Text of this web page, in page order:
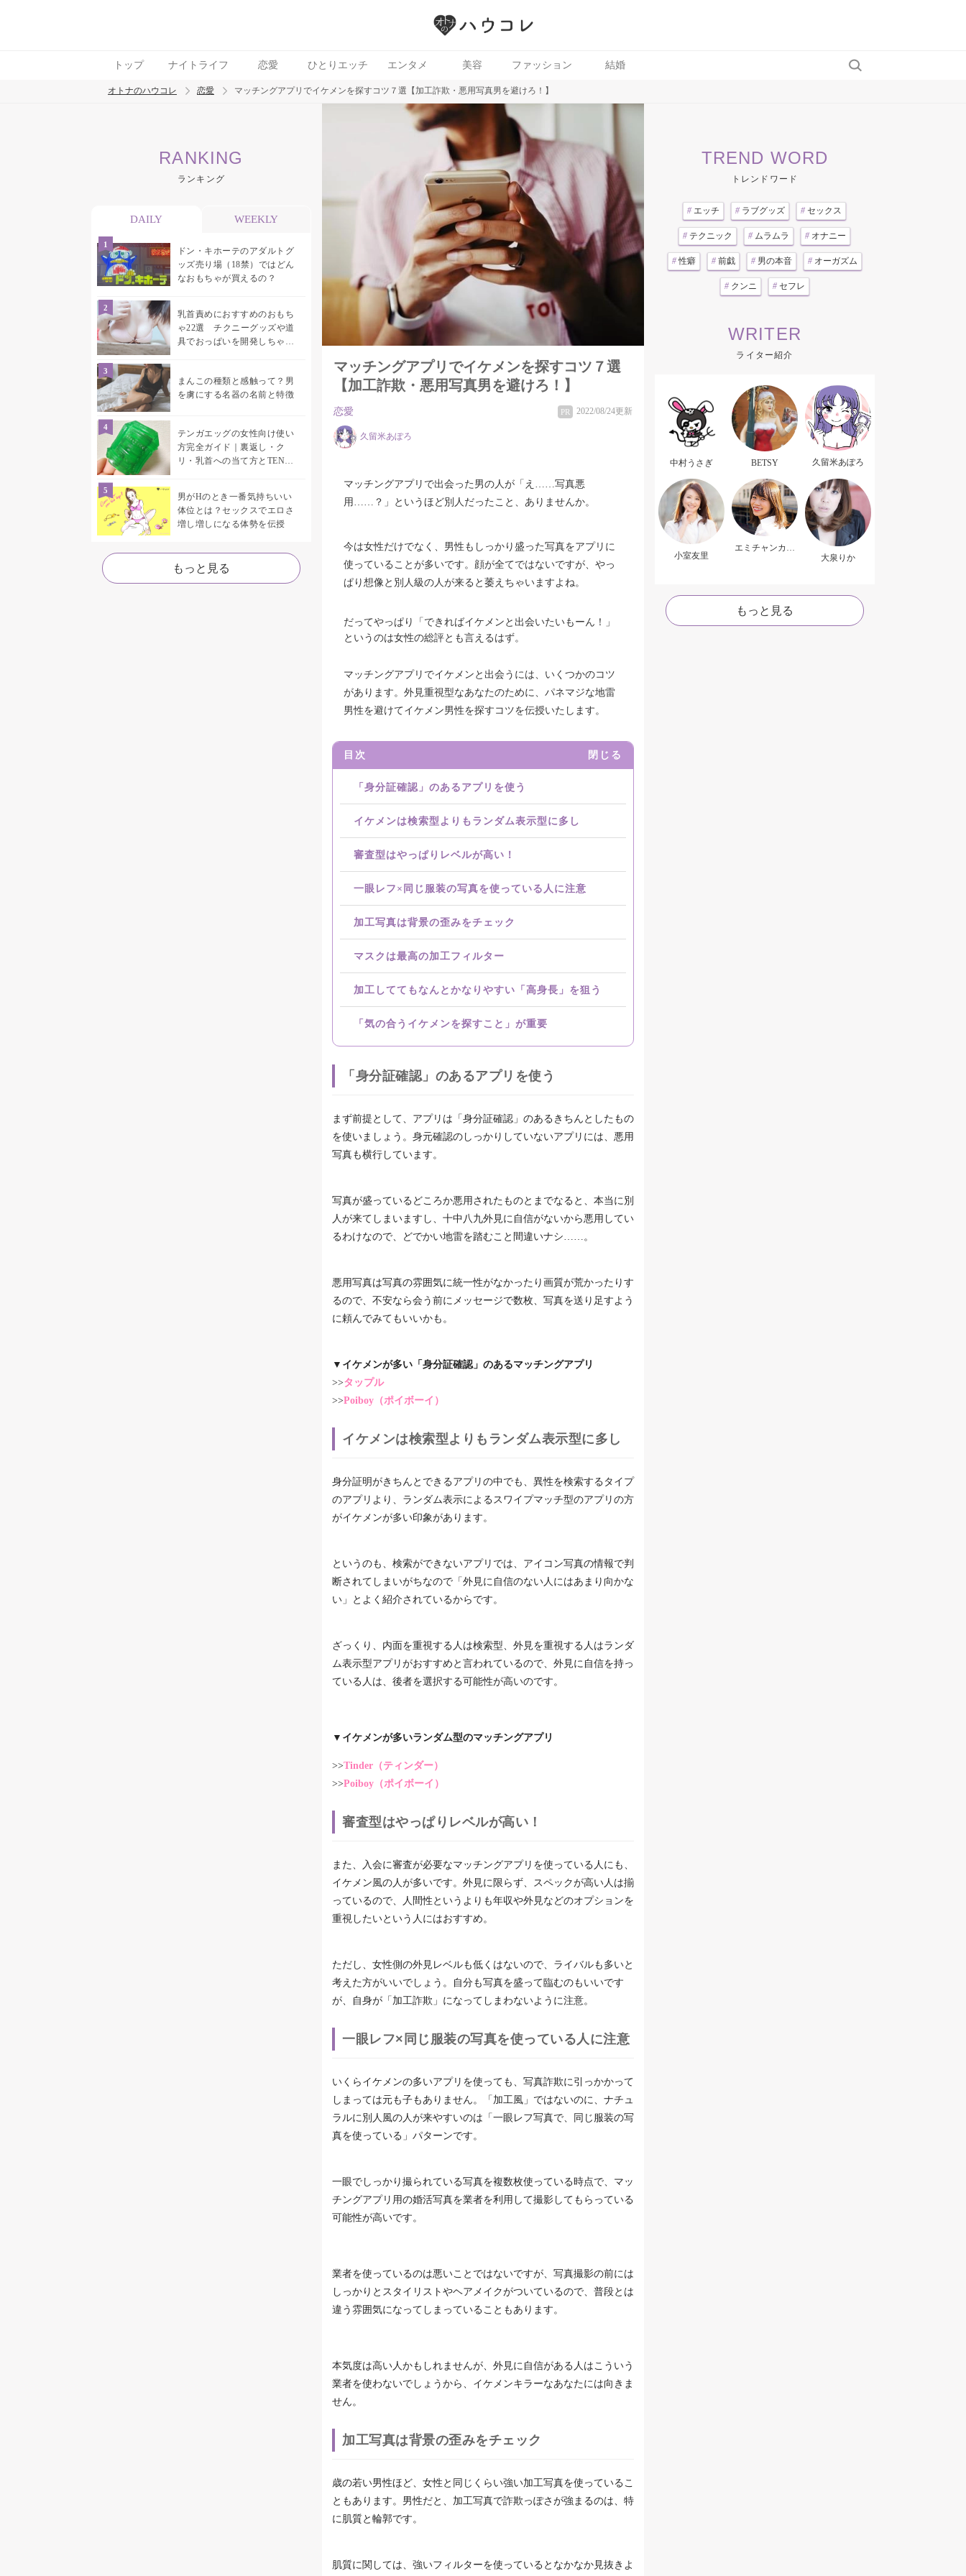
トップ ナイトライフ 恋愛 ひとりエッチ エンタメ 美容 ファッション 結婚
トレンド ワード
オトナのハウコレ 恋愛 マッチングアプリでイケメンを探すコツ７選【加工詐欺・悪用写真男を避けろ！】
RANKING
ランキング
DAILY WEEKLY
ドン・キホーテのアダルトグ
ッズ売り場（18禁）ではどん
なおもちゃが買えるの？
乳首責めにおすすめのおもち
ゃ22選 チクニーグッズや道
具でおっぱいを開発しちゃお
まんこの種類と感触って？男
を虜にする名器の名前と特徴
テンガエッグの女性向け使い
方完全ガイド｜裏返し・ク
リ・乳首への当て方とTENGA
男がHのとき一番気持ちいい
体位とは？セックスでエロさ
増し増しになる体勢を伝授
もっと見る
マッチングアプリでイケメンを探すコツ７選
【加工詐欺・悪用写真男を避けろ！】
恋愛 PR 2022/08/24更新
久留米あぽろ
マッチングアプリで出会った男の人が「え……写真悪
用……？」というほど別人だったこと、ありませんか。
今は女性だけでなく、男性もしっかり盛った写真をアプリに
使っていることが多いです。顔が全てではないですが、やっ
ぱり想像と別人級の人が来ると萎えちゃいますよね。
だってやっぱり「できればイケメンと出会いたいもーん！」
というのは女性の総評とも言えるはず。
マッチングアプリでイケメンと出会うには、いくつかのコツ
があります。外見重視型なあなたのために、パネマジな地雷
男性を避けてイケメン男性を探すコツを伝授いたします。
目次 閉じる
「身分証確認」のあるアプリを使う
イケメンは検索型よりもランダム表示型に多し
審査型はやっぱりレベルが高い！
一眼レフ×同じ服装の写真を使っている人に注意
加工写真は背景の歪みをチェック
マスクは最高の加工フィルター
加工しててもなんとかなりやすい「高身長」を狙う
「気の合うイケメンを探すこと」が重要
「身分証確認」のあるアプリを使う
まず前提として、アプリは「身分証確認」のあるきちんとしたもの
を使いましょう。身元確認のしっかりしていないアプリには、悪用
写真も横行しています。
写真が盛っているどころか悪用されたものとまでなると、本当に別
人が来てしまいますし、十中八九外見に自信がないから悪用してい
るわけなので、どでかい地雷を踏むこと間違いナシ……。
悪用写真は写真の雰囲気に統一性がなかったり画質が荒かったりす
るので、不安なら会う前にメッセージで数枚、写真を送り足すよう
に頼んでみてもいいかも。
▼イケメンが多い「身分証確認」のあるマッチングアプリ
>>タップル
>>Poiboy（ポイボーイ）
イケメンは検索型よりもランダム表示型に多し
身分証明がきちんとできるアプリの中でも、異性を検索するタイプ
のアプリより、ランダム表示によるスワイプマッチ型のアプリの方
がイケメンが多い印象があります。
というのも、検索ができないアプリでは、アイコン写真の情報で判
断されてしまいがちなので「外見に自信のない人にはあまり向かな
い」とよく紹介されているからです。
ざっくり、内面を重視する人は検索型、外見を重視する人はランダ
ム表示型アプリがおすすめと言われているので、外見に自信を持っ
ている人は、後者を選択する可能性が高いのです。
▼イケメンが多いランダム型のマッチングアプリ
>>Tinder（ティンダー）
>>Poiboy（ポイボーイ）
審査型はやっぱりレベルが高い！
また、入会に審査が必要なマッチングアプリを使っている人にも、
イケメン風の人が多いです。外見に限らず、スペックが高い人は揃
っているので、人間性というよりも年収や外見などのオプションを
重視したいという人にはおすすめ。
ただし、女性側の外見レベルも低くはないので、ライバルも多いと
考えた方がいいでしょう。自分も写真を盛って臨むのもいいです
が、自身が「加工詐欺」になってしまわないように注意。
一眼レフ×同じ服装の写真を使っている人に注意
いくらイケメンの多いアプリを使っても、写真詐欺に引っかかって
しまっては元も子もありません。「加工風」ではないのに、ナチュ
ラルに別人風の人が来やすいのは「一眼レフ写真で、同じ服装の写
真を使っている」パターンです。
一眼でしっかり撮られている写真を複数枚使っている時点で、マッ
チングアプリ用の婚活写真を業者を利用して撮影してもらっている
可能性が高いです。
業者を使っているのは悪いことではないですが、写真撮影の前には
しっかりとスタイリストやヘアメイクがついているので、普段とは
違う雰囲気になってしまっていることもあります。
本気度は高い人かもしれませんが、外見に自信がある人はこういう
業者を使わないでしょうから、イケメンキラーなあなたには向きま
せん。
加工写真は背景の歪みをチェック
歳の若い男性ほど、女性と同じくらい強い加工写真を使っているこ
ともあります。男性だと、加工写真で詐欺っぽさが強まるのは、特
に肌質と輪郭です。
肌質に関しては、強いフィルターを使っているとなかなか見抜きよ
TREND WORD
トレンドワード
# エッチ # ラブグッズ # セックス
# テクニック # ムラムラ # オナニー
# 性癖 # 前戯 # 男の本音 # オーガズム
# クンニ # セフレ
WRITER
ライター紹介
中村うさぎ BETSY 久留米あぽろ
小室友里
エミチャンカパ
大泉りか
もっと見る